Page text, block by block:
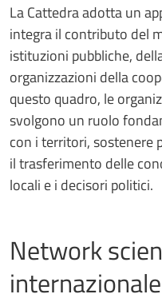
La Cattedra adotta un
integra il contributo del
istituzioni pubbliche,
organizzazioni della
questo quadro, le
svolgono un ruolo
con i territori, sostenere
il trasferimento delle
locali e i decisori politici.
Network
internazionale